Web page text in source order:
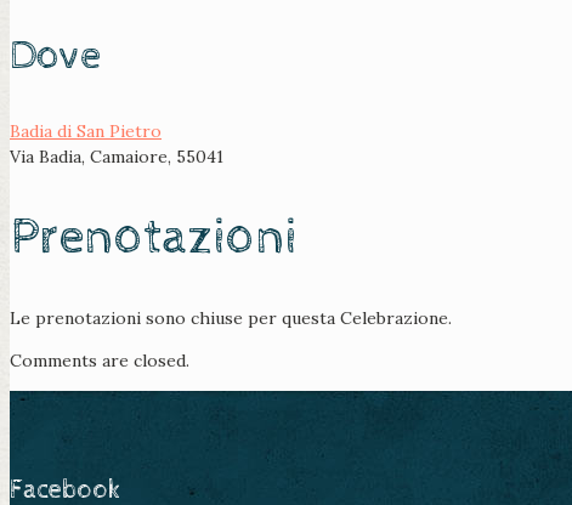
Dove
Badia di San Pietro
Via Badia, Camaiore, 55041
Prenotazioni
Le prenotazioni sono chiuse per questa Celebrazione.
Comments are closed.
Facebook